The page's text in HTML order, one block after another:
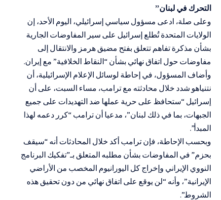
التحرك في لبنان”
وعلى صلة، ادعى مسؤول سياسي إسرائيلي، اليوم الأحد، إن
الولايات المتحدة تُطلع إسرائيل على سير المفاوضات الجارية
بشأن مذكرة تفاهم تتعلق بفتح مضيق هرمز والانتقال إلى
مفاوضات حول اتفاق نهائي بشأن “النقاط الخلافية” مع إيران.
وأضاف المسؤول، في إحاطة لوسائل الإعلام الإسرائيلية، أن
نتنياهو شدد خلال محادثته مع ترامب، مساء السبت، على أن
إسرائيل “ستحافظ على حرية عملها ضد التهديدات على جميع
الجبهات، بما في ذلك لبنان”، مدعيا أن ترامب “كرر دعمه لهذا
المبدأ”.
وبحسب الإحاطة، فإن ترامب أكد خلال المحادثات أنه “سيقف
بحزم” في المفاوضات بشأن مطلبه المتعلق بـ”تفكيك البرنامج
النووي الإيراني وإخراج كل اليورانيوم المخصب من الأراضي
الإيرانية”، وأنه “لن يوقع على اتفاق نهائي من دون تحقيق هذه
الشروط”.